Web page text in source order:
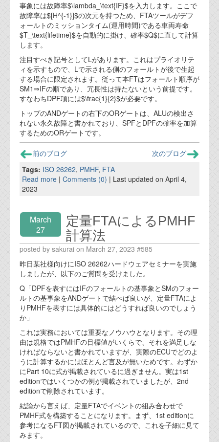
事象には故障率$\lambda_\text{IF}$を入力します。ここで
故障率は$[H^{-1}]$の次元を持つため、FTAツールがデフ
ォールトのミッションタイム(運用時間)である車両寿命
$T_\text{lifetime}$を自動的に掛け、確率$Q$に直して計算
します。
注目すべき記号としてLがあります。これはプライオリテ
ィを示すもので、Lで示される側のフォールトが後で生起
する場合に限定されます。従って本FTはフォールト順序が
SM1⇒IFの順であり、冗長性は持たないという前提です。
すなわちDPF項には$\frac{1}{2}$が必要です。
トップのANDゲートの右下のORゲートは、ALUの検出さ
れない永久故障と書かれており、SPFとDPFの確率を加算
するためのORゲートです。
前のブログ
次のブログ
Tags: ISO 26262, PMHF, FTA
Read more | Comments (0) | Last updated on April 4,
2023
March
27
定量FTAによるPMHF
計算法
posted by sakurai on March 27, 2023 #585
昨日某社様向けにISO 26262ハードウェアセミナーを実施
しましたが、以下のご質問を受けました。
Q「DPFを表すにはIFのフォールトの基事象とSMのフォー
ルトの基事象をANDゲートで結べば良いが、定量FTAによ
りPMHFを表すには具体的にはどうすれば良いのでしょう
か」
これは実務においては重要なノウハウとなります。その理
由は規格ではPMHFの目標値がいくらで、それを満足しな
ければならないと書かれていますが、実際のECUでどのよ
うに計算するかにはほとんど言及が無いためです。わずか
にPart 10に式が掲載されているに過ぎません。実は1st
editionではいくつかの例が掲載されていましたが、2nd
editionで削除されています。
結論から言えば、定量FTAでイベントの組み合わせで
PMHF式を構築することになります。まず、1st editionに
参考になるFT図が掲載されているので、これを子細に見て
みます。